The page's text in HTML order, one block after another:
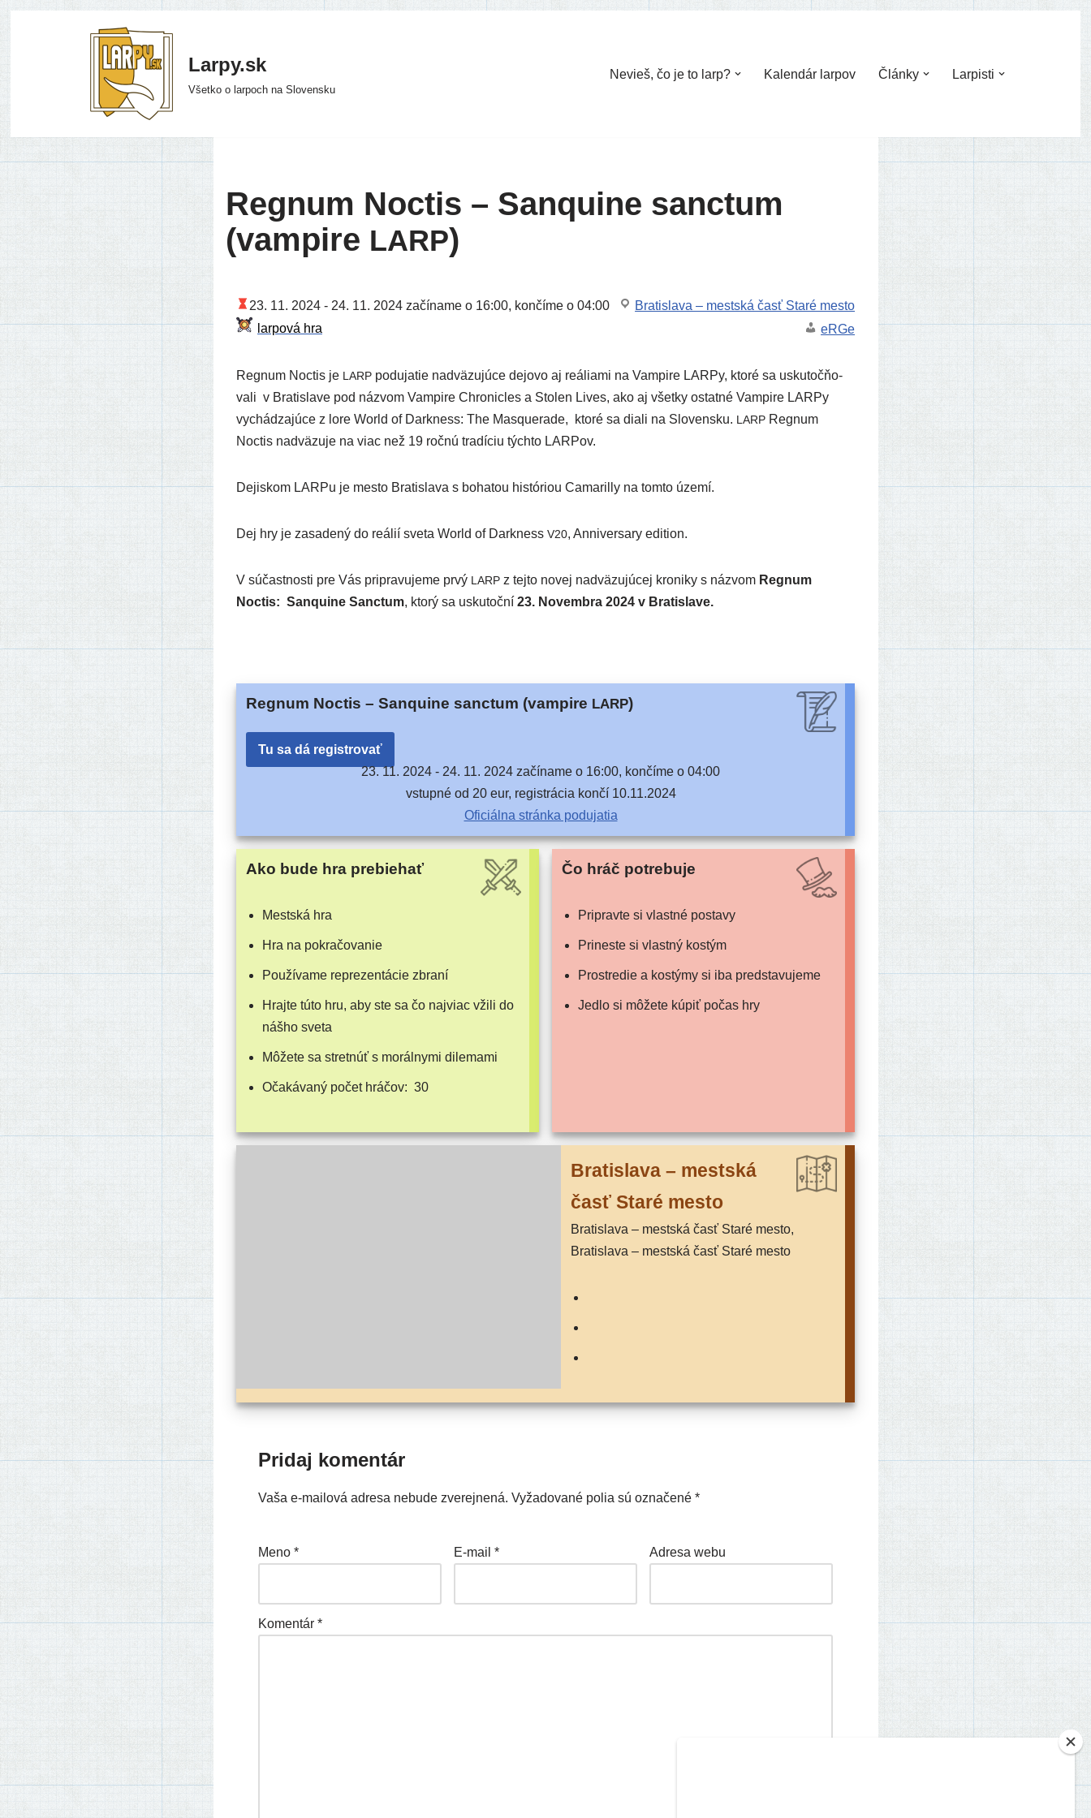
Larpy.sk
Všetko o larpoch na Slovensku
Nevieš, čo je to larp? Kalendár larpov Články Larpisti
Regnum Noctis – Sanquine sanctum
(vampire LARP)
23. 11. 2024 -24. 11. 2024 začí­na­me o 16:00, kon­čí­me o 04:00
Bratislava – mest­ská časť Staré mesto
eRGe
Regnum Noctis je LARPpodu­ja­tie nad­vä­zu­jú­ce dejo­vo aj reália­mi na Vampire LARPy, kto­ré sa usku­toč­ňo­
va­li v Bratislave pod náz­vom Vampire Chronicles a Stolen Lives, ako aj všet­ky ostat­né Vampire LARPy
vychá­dza­jú­ce z lore World of Darkness: The Masquerade, kto­ré sa dia­li na Slovensku. LARPRegnum
Noctis nad­vä­zu­je na viac než 19 roč­nú tra­dí­ciu tých­to LARPov.
Dejiskom LARPu je mes­to Bratislava s boha­tou his­tó­ri­ou Camarilly na tom­to území.
Dej hry je zasa­de­ný do reálií sve­ta World of Darkness V20, Anniversary edition.
V súčast­nos­ti pre Vás pri­pra­vu­je­me prvý LARPz tej­to novej nad­vä­zu­jú­cej kro­ni­ky s náz­vom Regnum
Noctis: Sanquine Sanctum, kto­rý sa usku­toč­ní 23. Novembra 2024 v Bratislave.
Regnum Noctis – Sanquine sanctum (vampire LARP)
Tu sa dá registrovať
23. 11. 2024 - 24. 11. 2024 začí­na­me o 16:00, kon­čí­me o 04:00
vstup­né od 20 eur, regis­trá­cia kon­čí 10.11.2024
Oficiálna strán­ka podujatia
Ako bude hra prebiehať
Mestská hra
Hra na pokračovanie
Používame repre­zen­tá­cie zbraní
Hrajte túto hru, aby ste sa čo naj­viac vži­li do
náš­ho sveta
Môžete sa stret­núť s morál­ny­mi dilemami
Očakávaný počet hráčov: 30
Čo hráč potrebuje
Pripravte si vlast­né postavy
Prineste si vlast­ný kostým
Prostredie a kos­tý­my si iba predstavujeme
Jedlo si môže­te kúpiť počas hry
Bratislava – mest­ská
časť Staré mesto
Bratislava – mest­ská časť Staré mes­to,
Bratislava – mest­ská časť Staré mesto
Pridaj komentár
Vaša e-mailová adresa nebude zverejnená. Vyžadované polia sú označené *
Meno * E-mail * Adresa webu
Komentár *